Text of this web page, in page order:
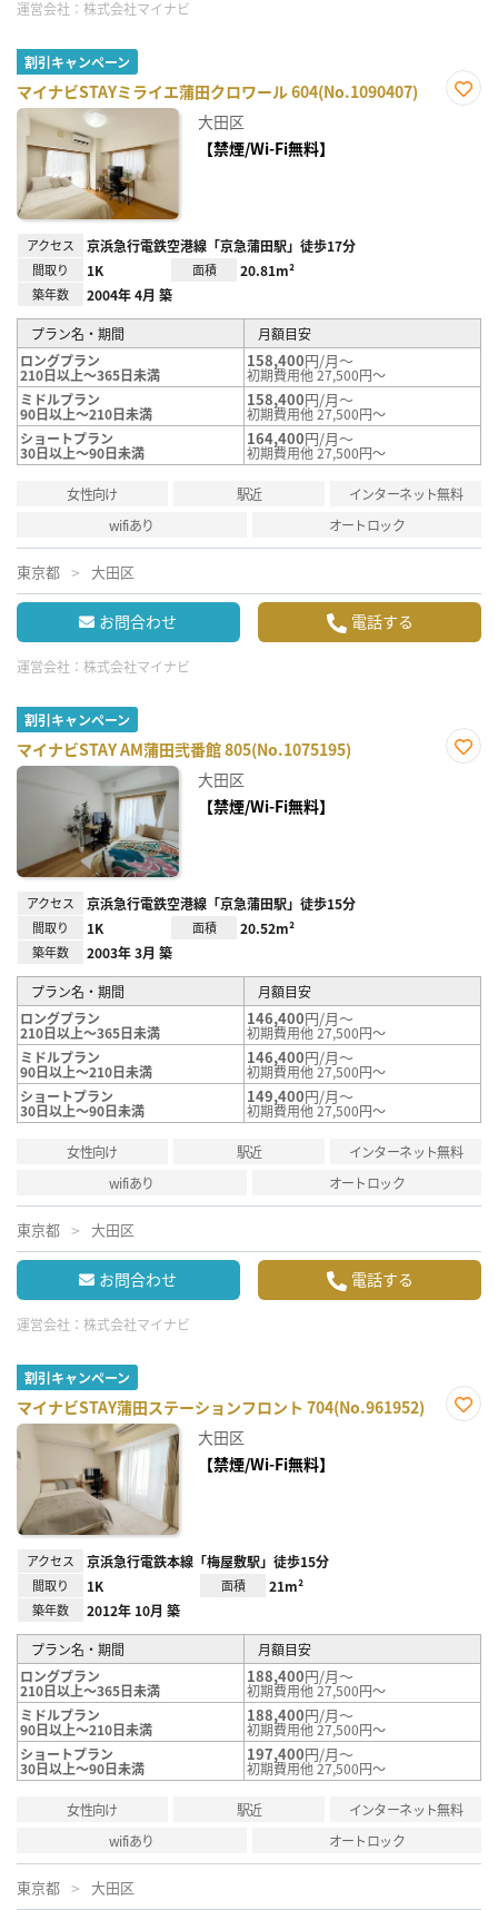
運営会社： 株式会社マイナビ
割引キャンペーン
マイナビSTAYミライエ蒲田クロワール 604(No.1090407)
大田区
【禁煙/Wi-Fi無料】
アクセス 京浜急行電鉄空港線「京急蒲田駅」徒歩17分
間取り 1K 面積 20.81m²
築年数 2004年 4月 築
プラン名・期間
月額目安
ロングプラン
210日以上～365日未満
158,400円/月～
初期費用他 27,500円～
ミドルプラン
90日以上～210日未満
158,400円/月～
初期費用他 27,500円～
ショートプラン
30日以上～90日未満
164,400円/月～
初期費用他 27,500円～
女性向け 駅近
インターネット無料
wifiあり
オートロック
東京都 大田区
お問合わせ 電話する
運営会社： 株式会社マイナビ
割引キャンペーン
マイナビSTAY AM蒲田弐番館 805(No.1075195)
大田区
【禁煙/Wi-Fi無料】
アクセス 京浜急行電鉄空港線「京急蒲田駅」徒歩15分
間取り 1K 面積 20.52m²
築年数 2003年 3月 築
プラン名・期間
月額目安
ロングプラン
210日以上～365日未満
146,400円/月～
初期費用他 27,500円～
ミドルプラン
90日以上～210日未満
146,400円/月～
初期費用他 27,500円～
ショートプラン
30日以上～90日未満
149,400円/月～
初期費用他 27,500円～
女性向け 駅近
インターネット無料
wifiあり
オートロック
東京都 大田区
お問合わせ 電話する
運営会社： 株式会社マイナビ
割引キャンペーン
マイナビSTAY蒲田ステーションフロント 704(No.961952)
大田区
【禁煙/Wi-Fi無料】
アクセス 京浜急行電鉄本線「梅屋敷駅」徒歩15分
間取り 1K 面積 21m²
築年数 2012年 10月 築
プラン名・期間
月額目安
ロングプラン
210日以上～365日未満
188,400円/月～
初期費用他 27,500円～
ミドルプラン
90日以上～210日未満
188,400円/月～
初期費用他 27,500円～
ショートプラン
30日以上～90日未満
197,400円/月～
初期費用他 27,500円～
女性向け 駅近
インターネット無料
wifiあり
オートロック
東京都 大田区